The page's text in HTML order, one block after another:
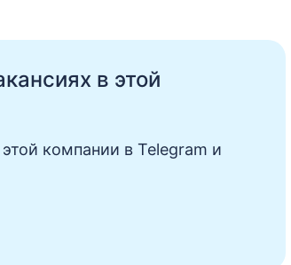
в этой
компании в Telegram и